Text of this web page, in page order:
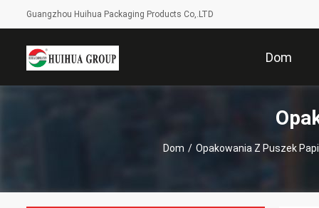
Guangzhou Huihua Packaging Products Co,.LTD
Dom
Dom / Opakowania Z Puszek